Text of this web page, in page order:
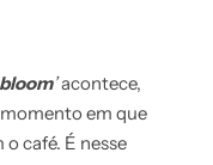
’acontece,
em que
café. É nesse